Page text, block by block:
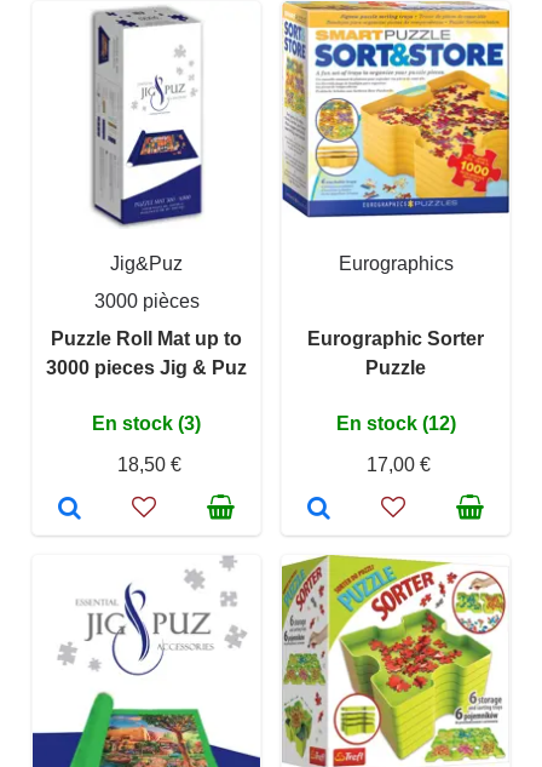
Jig&Puz
3000 pièces
Puzzle Roll Mat up to
3000 pieces Jig & Puz
En stock (3)
18,50 €
Eurographics
Eurographic Sorter
Puzzle
En stock (12)
17,00 €